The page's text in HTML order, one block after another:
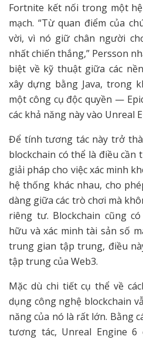
Fortnite kết nối trong một
mạch. “Từ quan điểm của
vời, vì nó giữ chân người
nhất chiến thắng,” Persson
biệt về kỹ thuật giữa các
xây dựng bằng Java, trong
một công cụ độc quyền —
các khả năng này vào Unreal
Để tính tương tác này trở
blockchain có thể là điều cần
giải pháp cho việc xác minh
hệ thống khác nhau, cho
dàng giữa các trò chơi mà
riêng tư. Blockchain cũng
hữu và xác minh tài sản số
trung gian tập trung, điều
tập trung của Web3.
Mặc dù chi tiết cụ thể về
dụng công nghệ blockchain
năng của nó là rất lớn. Bằng
tương tác, Unreal Engine